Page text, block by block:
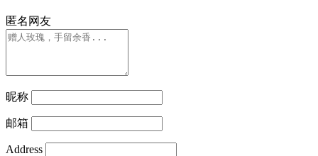
匿名网友
昵称
邮箱
Address